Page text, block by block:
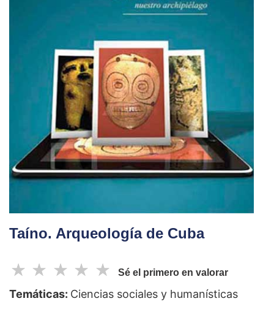
Taíno. Arqueología de Cuba
☆
☆
☆
☆
☆ Sé el primero en valorar
Temáticas: Ciencias sociales y humanísticas